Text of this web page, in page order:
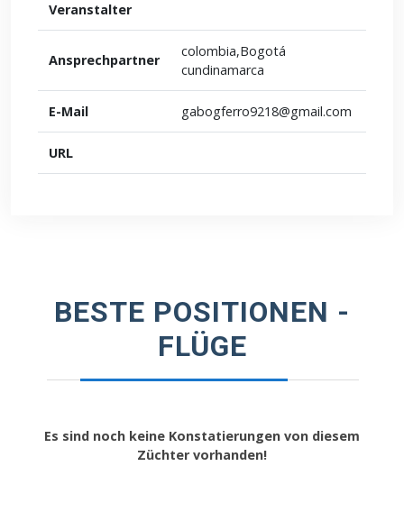
Veranstalter
Ansprechpartner
colombia,Bogotá
cundinamarca
E-Mail gabogferro9218@gmail.com
URL
BESTE POSITIONEN -
FLÜGE
Es sind noch keine Konstatierungen von diesem
Züchter vorhanden!